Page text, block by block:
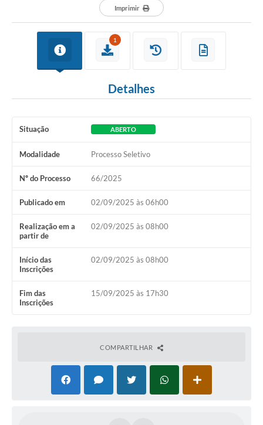
Coleta seletiva - Informações
Galeria de Fotos
Audiências Públicas
Arquivos para Download
Galeria de Vídeos
Gabinetes e Secretarias
Contas Públicas
Editais
Links
Imprimir
1
Detalhes
Situação ABERTO
Modalidade Processo Seletivo
Nº do Processo 66/2025
Publicado em 02/09/2025 às 06h00
Realização em a
partir de
02/09/2025 às 08h00
Início das
Inscrições
02/09/2025 às 08h00
Fim das
Inscrições
15/09/2025 às 17h30
COMPARTILHAR